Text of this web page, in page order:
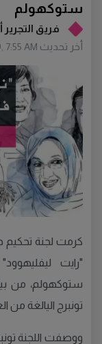
فريق التجرير
أخر تحديث 7:55 AM
ستوكهولم
ستوكهولم، من
تونبرج اليالغة من العمر 16
ووصفت اللجنة